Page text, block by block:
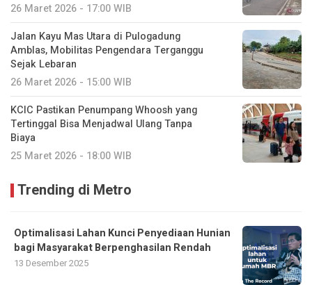
26 Maret 2026 - 17:00 WIB
Jalan Kayu Mas Utara di Pulogadung
Amblas, Mobilitas Pengendara Terganggu
Sejak Lebaran
26 Maret 2026 - 15:00 WIB
KCIC Pastikan Penumpang Whoosh yang
Tertinggal Bisa Menjadwal Ulang Tanpa
Biaya
25 Maret 2026 - 18:00 WIB
Trending di Metro
Optimalisasi Lahan Kunci Penyediaan Hunian
bagi Masyarakat Berpenghasilan Rendah
13 Desember 2025